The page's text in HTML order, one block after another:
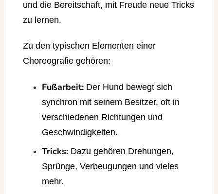
und die Bereitschaft, mit Freude neue Tricks
zu lernen.
Zu den typischen Elementen einer
Choreografie gehören:
Fußarbeit:Der Hund bewegt sich
synchron mit seinem Besitzer, oft in
verschiedenen Richtungen und
Geschwindigkeiten.
Tricks:Dazu gehören Drehungen,
Sprünge, Verbeugungen und vieles
mehr.